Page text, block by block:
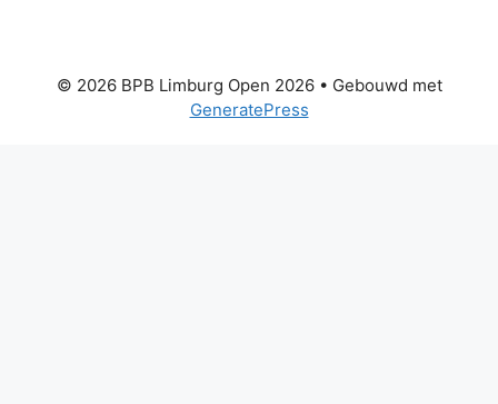
© 2026 BPB Limburg Open 2026• Gebouwd met
GeneratePress